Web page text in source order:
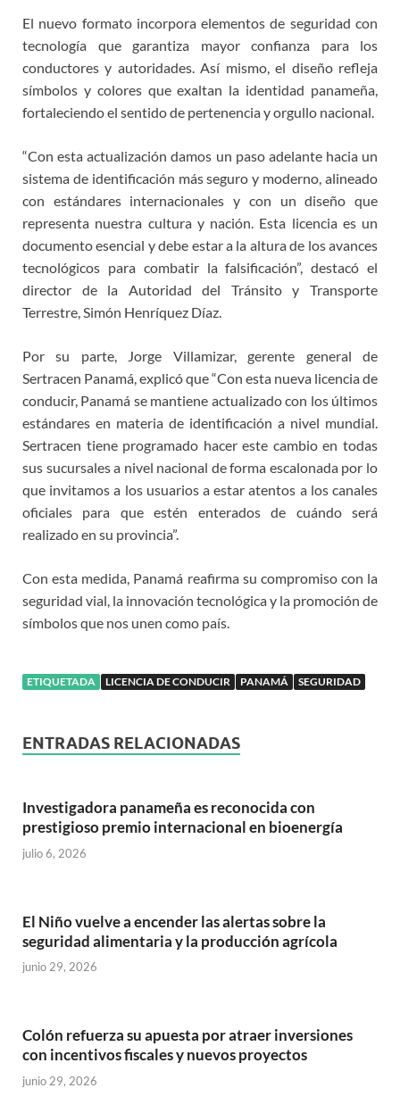
El nuevo formato incorpora elementos de seguridad con
tecnología que garantiza mayor confianza para los
conductores y autoridades. Así mismo, el diseño refleja
símbolos y colores que exaltan la identidad panameña,
fortaleciendo el sentido de pertenencia y orgullo nacional.
“Con esta actualización damos un paso adelante hacia un
sistema de identificación más seguro y moderno, alineado
con estándares internacionales y con un diseño que
representa nuestra cultura y nación. Esta licencia es un
documento esencial y debe estar a la altura de los avances
tecnológicos para combatir la falsificación”, destacó el
director de la Autoridad del Tránsito y Transporte
Terrestre, Simón Henríquez Díaz.
Por su parte, Jorge Villamizar, gerente general de
Sertracen Panamá, explicó que “Con esta nueva licencia de
conducir, Panamá se mantiene actualizado con los últimos
estándares en materia de identificación a nivel mundial.
Sertracen tiene programado hacer este cambio en todas
sus sucursales a nivel nacional de forma escalonada por lo
que invitamos a los usuarios a estar atentos a los canales
oficiales para que estén enterados de cuándo será
realizado en su provincia”.
Con esta medida, Panamá reafirma su compromiso con la
seguridad vial, la innovación tecnológica y la promoción de
símbolos que nos unen como país.
ETIQUETADA LICENCIA DE CONDUCIR PANAMÁ SEGURIDAD
ENTRADAS RELACIONADAS
Investigadora panameña es reconocida con
prestigioso premio internacional en bioenergía
julio 6, 2026
El Niño vuelve a encender las alertas sobre la
seguridad alimentaria y la producción agrícola
junio 29, 2026
Colón refuerza su apuesta por atraer inversiones
con incentivos fiscales y nuevos proyectos
junio 29, 2026